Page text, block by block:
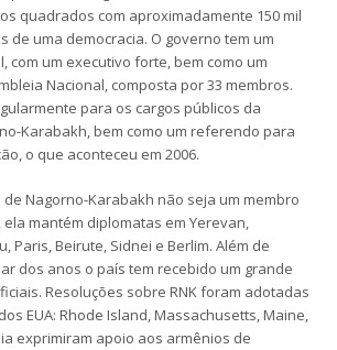
quadrados com aproximadamente 150 mil
de uma democracia. O governo tem um
com um executivo forte, bem como um
Nacional, composta por 33 membros.
para os cargos públicos da
Karabakh, bem como um referendo para
o que aconteceu em 2006.
de Nagorno-Karabakh não seja um membro
ela mantém diplomatas em Yerevan,
Paris, Beirute, Sidnei e Berlim. Além de
dos anos o país tem recebido um grande
Resoluções sobre RNK foram adotadas
EUA: Rhode Island, Massachusetts, Maine,
exprimiram apoio aos armênios de